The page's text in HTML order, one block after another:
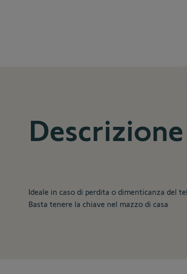
Descrizione
Ideale in caso di perdita o dimenticanza del
Basta tenere la chiave nel mazzo di casa